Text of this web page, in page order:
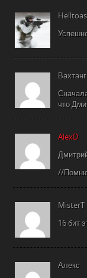
Вахтанг
что
AlexD
//Помню
MisterT
16 бит
Алекс